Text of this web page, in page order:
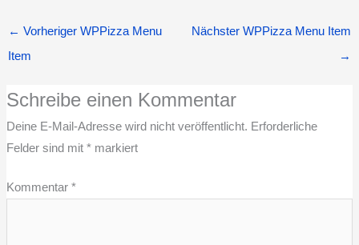
← Vorheriger WPPizza Menu
Item
Nächster WPPizza Menu Item
→
Schreibe einen Kommentar
Deine E-Mail-Adresse wird nicht veröffentlicht. Erforderliche
Felder sind mit *markiert
Kommentar *